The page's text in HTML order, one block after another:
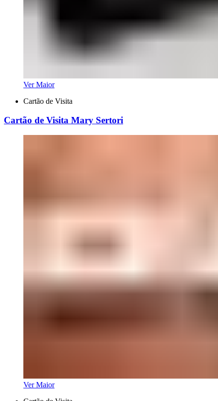
Ver Maior
Cartão de Visita
Cartão de Visita Mary Sertori
Ver Maior